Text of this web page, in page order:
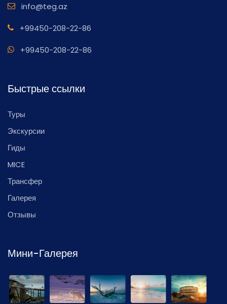
info@teg.az
+99450-208-22-86
+99450-208-22-86
Быстрые ссылки
Туры
Экскурсии
Гиды
MICE
Трансфер
Галерея
Отзывы
Мини-Галерея